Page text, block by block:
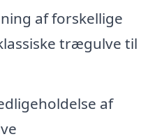
af forskellige
trægulve til
af